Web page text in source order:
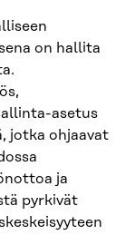
on hallita
asetus
jotka ohjaavat
ja
pyrkivät